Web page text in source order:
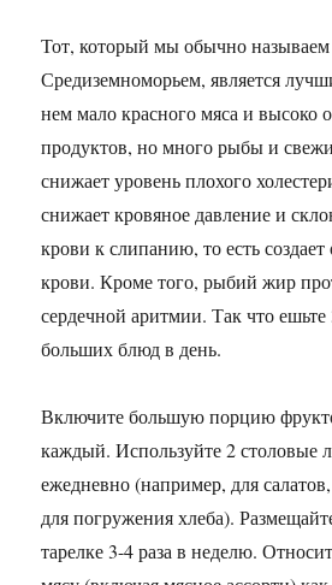
Тот, который мы обычно называем
Средиземноморьем, является
нем мало красного мяса и высоко
продуктов, но много рыбы и
снижает уровень плохого
снижает кровяное давление и
крови к слипанию, то есть
крови. Кроме того, рыбий жир
сердечной аритмии. Так что
больших блюд в день.
Включите большую порцию
каждый. Используйте 2 столовые
ежедневно (например, для
для погружения хлеба).
тарелке 3-4 раза в неделю.